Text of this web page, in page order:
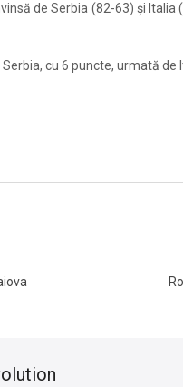
de Serbia (82-63) şi
cu 6 puncte, urmată de